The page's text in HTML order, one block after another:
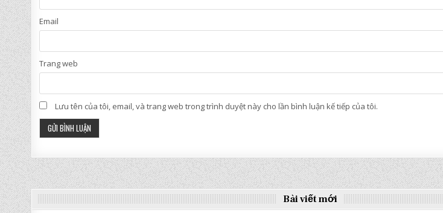
Email
Trang web
Lưu tên của tôi, email, và trang web trong trình duyệt này cho lần bình luận kế tiếp của tôi.
Bài viết mới